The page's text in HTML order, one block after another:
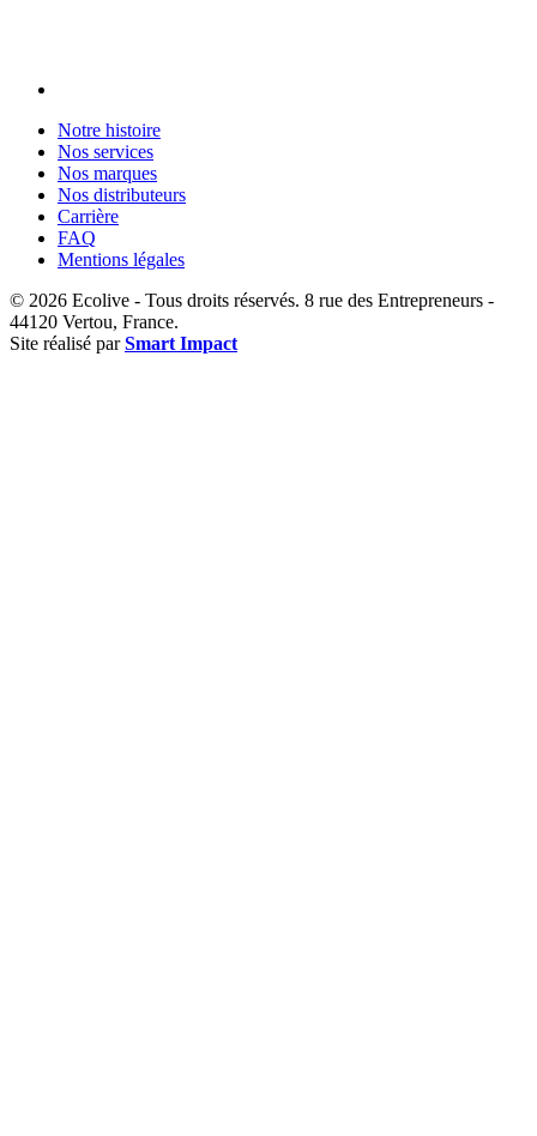
Notre histoire
Nos services
Nos marques
Nos distributeurs
Carrière
FAQ
Mentions légales
© 2026 Ecolive - Tous droits réservés. 8 rue des Entrepreneurs -
44120 Vertou, France.
Site réalisé parSmart Impact